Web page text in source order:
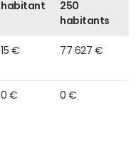
habitant
250
habitants
15 € 77 627 €
0 € 0 €